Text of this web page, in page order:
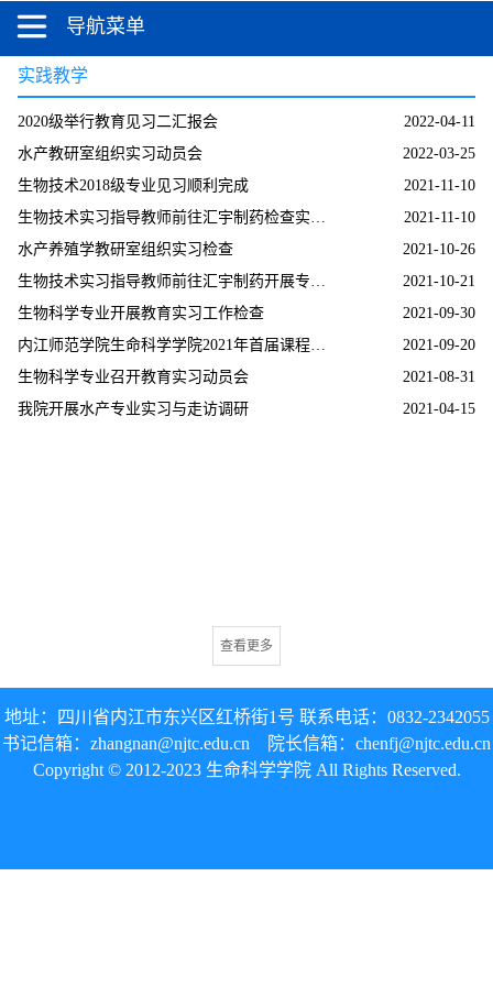
导航菜单
实践教学
2022-04-11
2020级举行教育见习二汇报会
2022-03-25
水产教研室组织实习动员会
2021-11-10
生物技术2018级专业见习顺利完成
2021-11-10
生物技术实习指导教师前往汇宇制药检查实习工作
2021-10-26
水产养殖学教研室组织实习检查
2021-10-21
生物技术实习指导教师前往汇宇制药开展专业实...
2021-09-30
生物科学专业开展教育实习工作检查
2021-09-20
内江师范学院生命科学学院2021年首届课程思政...
2021-08-31
生物科学专业召开教育实习动员会
2021-04-15
我院开展水产专业实习与走访调研
查看更多
地址：四川省内江市东兴区红桥街1号 联系电话：0832-2342055
书记信箱： zhangnan@njtc.edu.cn 院长信箱： chenfj@njtc.edu.cn
Copyright © 2012-2023 生命科学学院 All Rights Reserved.